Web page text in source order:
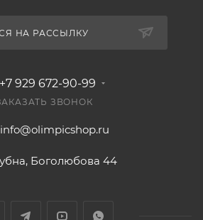
НА РАССЫЛКУ
+7 929 672-90-99
ЗВОНОК
info@olimpicshop.ru
Боголюбова 44